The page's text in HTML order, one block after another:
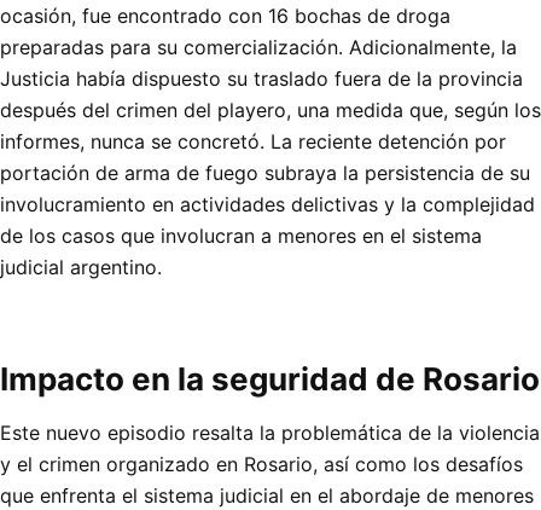
ocasión, fue encontrado con 16 bochas de droga
preparadas para su comercialización. Adicionalmente, la
Justicia había dispuesto su traslado fuera de la provincia
después del crimen del playero, una medida que, según los
informes, nunca se concretó. La reciente detención por
portación de arma de fuego subraya la persistencia de su
involucramiento en actividades delictivas y la complejidad
de los casos que involucran a menores en el sistema
judicial argentino.
Impacto en la seguridad de Rosario
Este nuevo episodio resalta la problemática de la violencia
y el crimen organizado en Rosario, así como los desafíos
que enfrenta el sistema judicial en el abordaje de menores